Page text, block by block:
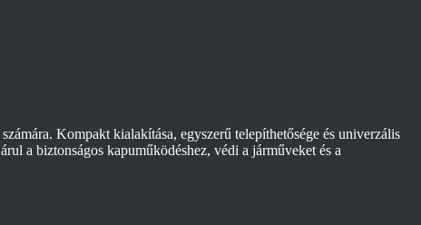
Kompakt kialakítása, egyszerű telepíthetősége és univerzális
a biztonságos kapuműködéshez, védi a járműveket és a